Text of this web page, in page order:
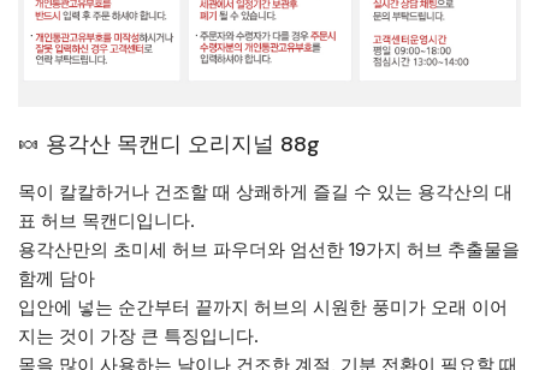
🍬 용각산 목캔디 오리지널 88g
목이 칼칼하거나 건조할 때 상쾌하게 즐길 수 있는 용각산의 대
표 허브 목캔디입니다.
용각산만의 초미세 허브 파우더와 엄선한 19가지 허브 추출물을
함께 담아
입안에 넣는 순간부터 끝까지 허브의 시원한 풍미가 오래 이어
지는 것이 가장 큰 특징입니다.
목을 많이 사용하는 날이나 건조한 계절, 기분 전환이 필요할 때